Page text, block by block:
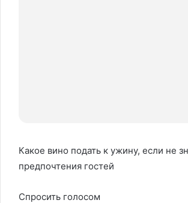
Какое вино подать к ужину, если не
предпочтения гостей
Спросить голосом